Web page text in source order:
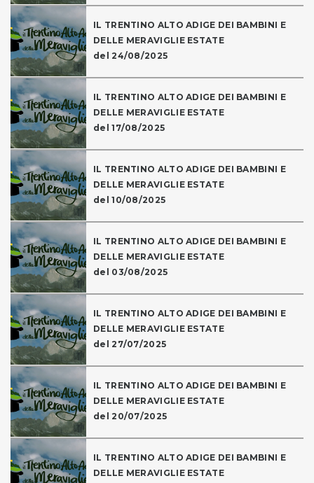
IL TRENTINO ALTO ADIGE DEI BAMBINI E
DELLE MERAVIGLIE ESTATE
del 24/08/2025
IL TRENTINO ALTO ADIGE DEI BAMBINI E
DELLE MERAVIGLIE ESTATE
del 17/08/2025
IL TRENTINO ALTO ADIGE DEI BAMBINI E
DELLE MERAVIGLIE ESTATE
del 10/08/2025
IL TRENTINO ALTO ADIGE DEI BAMBINI E
DELLE MERAVIGLIE ESTATE
del 03/08/2025
IL TRENTINO ALTO ADIGE DEI BAMBINI E
DELLE MERAVIGLIE ESTATE
del 27/07/2025
IL TRENTINO ALTO ADIGE DEI BAMBINI E
DELLE MERAVIGLIE ESTATE
del 20/07/2025
IL TRENTINO ALTO ADIGE DEI BAMBINI E
DELLE MERAVIGLIE ESTATE